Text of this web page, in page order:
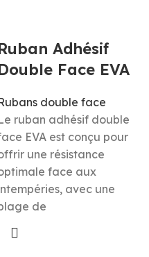
Adhésif
Face EVA
double face
ruban adhésif double
EVA est conçu pour
une résistance
face aux
avec une
de